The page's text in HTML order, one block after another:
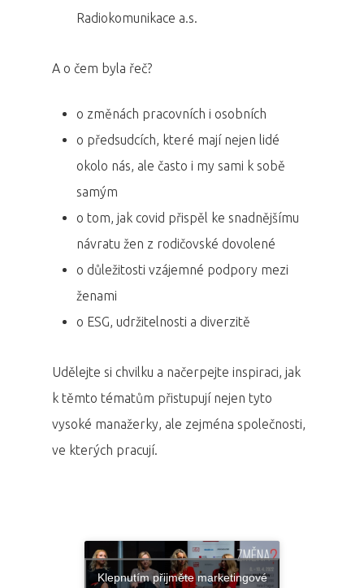
Radiokomunikace a.s.
A o čem byla řeč?
o změnách pracovních i osobních
o předsudcích, které mají nejen lidé
okolo nás, ale často i my sami k sobě
samým
o tom, jak covid přispěl ke snadnějšímu
návratu žen z rodičovské dovolené
o důležitosti vzájemné podpory mezi
ženami
o ESG, udržitelnosti a diverzitě
Udělejte si chvilku a načerpejte inspiraci, jak
k těmto tématům přistupují nejen tyto
vysoké manažerky, ale zejména společnosti,
ve kterých pracují.
Klepnutím přijměte marketingové